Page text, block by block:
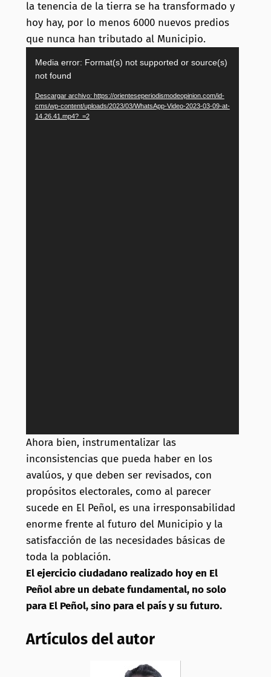
la tenencia de la tierra se ha transformado y
hoy hay, por lo menos 6000 nuevos predios
que nunca han tributado al Municipio.
de
Media error: Format(s) not supported or source(s)
not found
Descargar archivo: https://orienteseperiodismodeopinion.com/id-
cms/wp-content/uploads/2023/03/WhatsApp-Video-2023-03-09-at-
14.26.41.mp4?_=2
Ahora bien, instrumentalizar las
inconsistencias que pueda haber en los
avalúos, y que deben ser revisados, con
propósitos electorales, como al parecer
sucede en El Peñol, es una irresponsabilidad
enorme frente al futuro del Municipio y la
satisfacción de las necesidades básicas de
toda la población.
El ejercicio ciudadano realizado hoy en El
Peñol abre un debate fundamental, no solo
para El Peñol, sino para el país y su futuro.
Artículos del autor